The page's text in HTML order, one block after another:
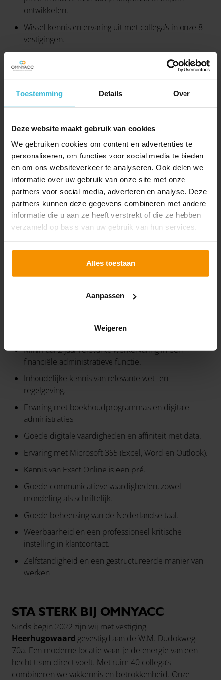
Toestemming Details Over
Deze website maakt gebruik van cookies
We gebruiken cookies om content en advertenties te
personaliseren, om functies voor social media te bieden
en om ons websiteverkeer te analyseren. Ook delen we
informatie over uw gebruik van onze site met onze
partners voor social media, adverteren en analyse. Deze
partners kunnen deze gegevens combineren met andere
informatie die u aan ze heeft verstrekt of die ze hebben
verzameld op basis van uw gebruik van hun services.
Alles toestaan
Aanpassen
Weigeren
ontwikkelen.
Wissel kennis en ervaring uit met collega’s in onze 8
vestigingen.
en dossiers.
Een salaris passend bij jouw ervaring (€2.950 -
€4.000,- o.b.v. een fulltime dienstverband).
Flexibele werktijden.
Aantrekkelijke pensioenregeling en een individueel
keuzebudget.
Maandelijkse internet- en telefoonvergoeding of
mobiel abonnement met BYOD-vergoeding.
Vitaliteit op één: vers fruit, dagelijkse lunchwandeling
en aandacht voor jouw werk-privébalans.
Gezelligheid naast je werk, met een dagelijkse
JOUW INBRENG
Minimaal 2 jaar relevante werkervaring in een
financiële administratieve functie.
Inhoudelijke kennis van relevante wet- en
regelgeving.
Ervaring met boekhoudprogramma’s en digitale
administraties.
Goede digitale vaardigheden en affiniteit met data.
Ervaring met Microsoft 365 (Excel, Word en Outlook).
Kennis van Exact Online is een pré.
Goede communicatieve vaardigheden, zowel
mondeling als schriftelijk.
Goede beheersing van de Nederlandse taal.
Weerbaarheid en een professioneel kritische
instelling in klantcontact.
Zelfstandigheid en een gestructureerde manier van
werken.
STA STERK BIJ OMNYACC
Sinds begin 2022 zijn wij met vestiging
Heerhugowaard gevestigd aan de W.M. Dudokweg
70a. Een moderne locatie waar je de energie van een
hecht team direct voelt. Met ruim 40 collega’s
combineren we vakkennis en betrokkenheid. Onze